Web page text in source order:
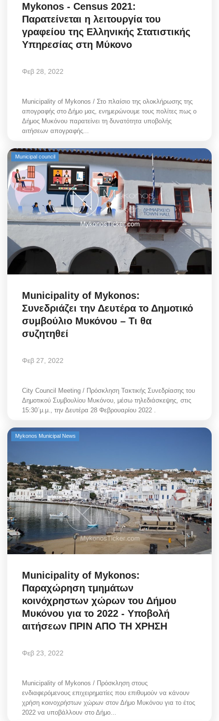
Mykonos - Census 2021:
Παρατείνεται η λειτουργία του
γραφείου της Ελληνικής Στατιστικής
Υπηρεσίας στη Μύκονο
Φεβ 28, 2022
Municipality of Mykonos / Στο πλαίσιο της ολοκλήρωσης της
απογραφής στο Δήμο μας, ενημερώνουμε τους πολίτες πως ο
Δήμος Μυκόνου παρατείνει τη δυνατότητα υποβολής
αιτήσεων απογραφής...
Municipal council
Municipality of Mykonos:
Συνεδριάζει την Δευτέρα το Δημοτικό
συμβούλιο Μυκόνου – Τι θα
συζητηθεί
Φεβ 27, 2022
City Council Meeting / Πρόσκληση Τακτικής Συνεδρίασης του
Δημοτικού Συμβουλίου Μυκόνου, μέσω τηλεδιάσκεψης, στις
15:30΄μ.μ., την Δευτέρα 28 Φεβρουαρίου 2022 .
Mykonos Municipal News
Municipality of Mykonos:
Παραχώρηση τμημάτων
κοινόχρηστων χώρων του Δήμου
Μυκόνου για το 2022 - Υποβολή
αιτήσεων ΠΡΙΝ ΑΠΟ ΤΗ ΧΡΗΣΗ
Φεβ 23, 2022
Municipality of Mykonos / Πρόσκληση στους
ενδιαφερόμενους επιχειρηματίες που επιθυμούν να κάνουν
χρήση κοινοχρήστων χώρων στον Δήμο Μυκόνου για το έτος
2022 να υποβάλλουν στο Δήμο...